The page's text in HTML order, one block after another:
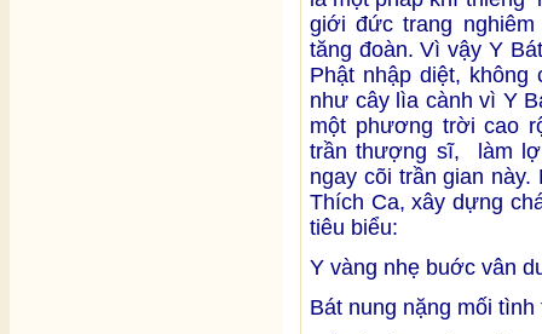
giới đức trang
tăng đoàn. Vì vậy Y
Phật nhập diệt,
như cây lìa cành vì Y
một phương trời cao
trần thượng sĩ, làm
ngay cõi trần gian
Thích Ca, xây dựng
tiêu biểu:
Y vàng nhẹ buớc vân
Bát nung nặng mối